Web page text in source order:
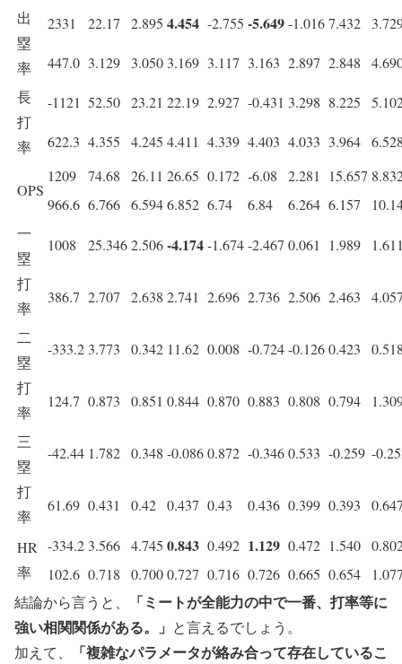
出
塁
率
2331 22.17 2.895 4.454 -2.755 -5.649-1.0167.432
447.0 3.129 3.050 3.169 3.117 3.163 2.897 2.848
長
打
率
-1121 52.50 23.21 22.19 2.927 -0.431 3.298 8.225
622.3 4.355 4.245 4.411 4.339 4.403 4.033 3.964
OPS
1209 74.68 26.11 26.65 0.172 -6.08 2.281 15.657
966.6 6.766 6.5946.852 6.74 6.84 6.264 6.157
一
塁
打
率
1008 25.3462.506-4.174-1.674-2.467 0.061 1.989
386.7 2.707 2.638 2.741 2.696 2.736 2.506 2.463
二
塁
打
率
-333.2 3.773 0.342 11.62 0.008 -0.724-0.1260.423
124.7 0.873 0.851 0.844 0.870 0.883 0.808 0.794
三
塁
打
率
-42.44 1.782 0.348 -0.0860.872 -0.3460.533 -0.259 -
61.69 0.431 0.42 0.437 0.43 0.436 0.399 0.393
HR
率
-334.2 3.566 4.745 0.843 0.492 1.129 0.472 1.540
102.6 0.718 0.7000.727 0.716 0.726 0.665 0.654
結論から言うと、
「ミートが全能力の中で一番、打率等に
強い相関関係がある。」 と言えるでしょう。
加えて、
「複雑なパラメータが絡み合って存在しているこ